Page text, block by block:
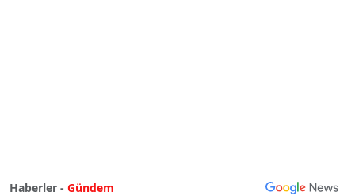
Haberler - Gündem